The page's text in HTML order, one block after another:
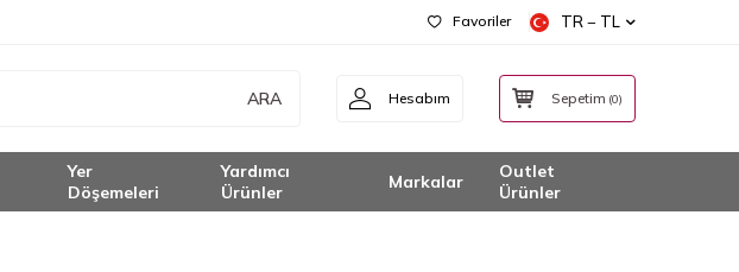
Favoriler TR − TL
ARA Hesabım Sepetim (0)
Yer
Döşemeleri
Yardımcı
Ürünler
Markalar
Outlet
Ürünler